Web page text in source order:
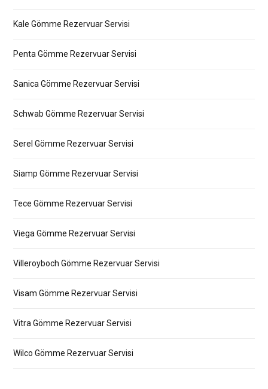
Kale Gömme Rezervuar Servisi
Penta Gömme Rezervuar Servisi
Sanica Gömme Rezervuar Servisi
Schwab Gömme Rezervuar Servisi
Serel Gömme Rezervuar Servisi
Siamp Gömme Rezervuar Servisi
Tece Gömme Rezervuar Servisi
Viega Gömme Rezervuar Servisi
Villeroyboch Gömme Rezervuar Servisi
Visam Gömme Rezervuar Servisi
Vitra Gömme Rezervuar Servisi
Wilco Gömme Rezervuar Servisi